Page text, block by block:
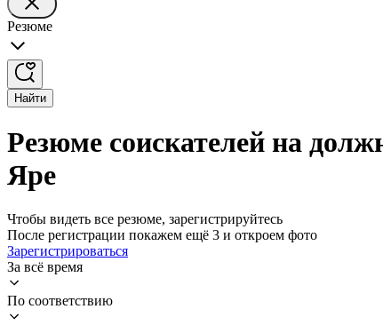
Резюме
Найти
Резюме соискателей на
Яре
Чтобы видеть все резюме, зарегистрируйтесь
После регистрации покажем ещё 3 и откроем фото
Зарегистрироваться
За всё время
По соответствию